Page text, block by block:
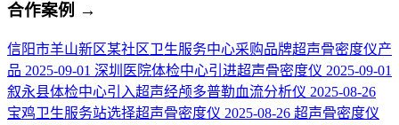
合作案例 →
信阳市羊山新区某社区卫生服务中心采购品牌超声骨密度仪产
品 2025-09-01 深圳医院体检中心引进超声骨密度仪 2025-09-01
叙永县体检中心引入超声经颅多普勒血流分析仪 2025-08-26
宝鸡卫生服务站选择超声骨密度仪 2025-08-26 超声骨密度仪